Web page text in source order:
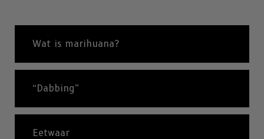
Wat is marihuana?
“Dabbing”
Eetwaar